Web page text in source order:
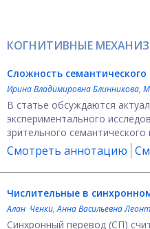
КОГНИТИВНЫЕ
Сложность
Ирина Владимировна Блинникова,
В статье обсуждаются
экспериментального
зрительного семантического
Смотреть аннотацию
Числительные в
Алан Ченки,Анна Васильевна
Синхронный перевод (СП)